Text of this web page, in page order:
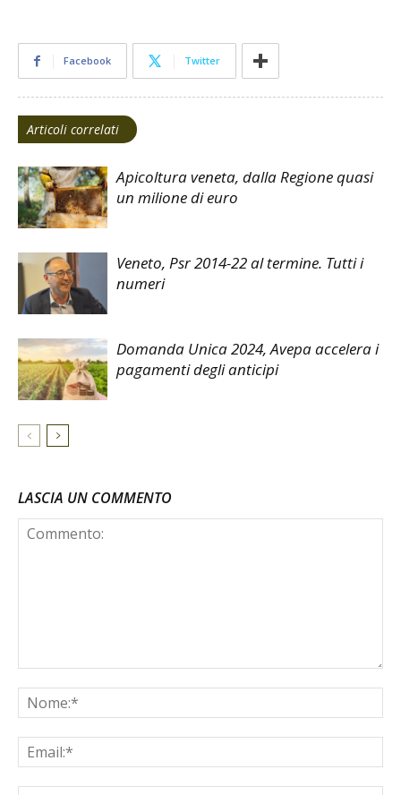
Facebook Twitter
Articoli correlati
Apicoltura veneta, dalla Regione quasi
un milione di euro
Veneto, Psr 2014-22 al termine. Tutti i
numeri
Domanda Unica 2024, Avepa accelera i
pagamenti degli anticipi
LASCIA UN COMMENTO